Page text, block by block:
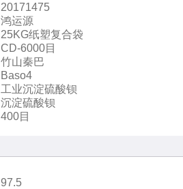
20171475
鸿运源
25KG纸塑复合袋
CD-6000目
竹山秦巴
Baso4
工业沉淀硫酸钡
沉淀硫酸钡
400目
97.5